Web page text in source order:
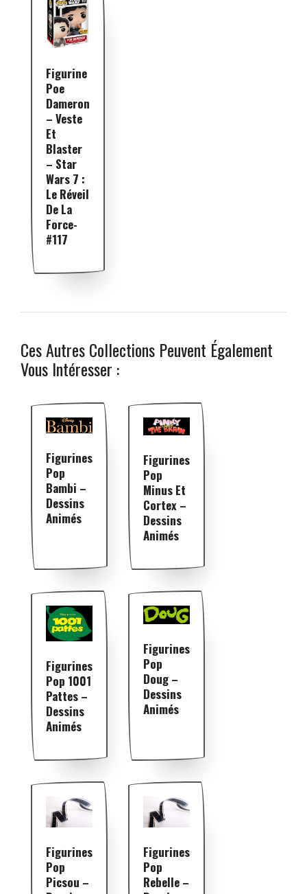
Figurine
Poe
Dameron
– Veste
Et
Blaster
– Star
Wars 7 :
Le Réveil
De La
Force-
#117
Ces Autres Collections Peuvent Également
Vous Intéresser :
Figurines
Pop
Bambi –
Dessins
Animés
Figurines
Pop
Minus Et
Cortex –
Dessins
Animés
Figurines
Pop 1001
Pattes –
Dessins
Animés
Figurines
Pop
Doug –
Dessins
Animés
Figurines
Pop
Picsou –
Figurines
Pop
Rebelle –